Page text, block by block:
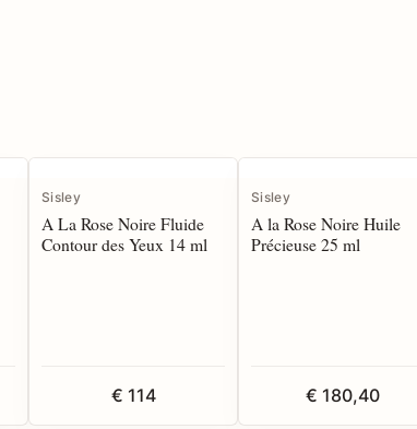
Sisley
A La Rose Noire Fluide
Contour des Yeux 14 ml
€ 114
Sisley
A la Rose Noire Huile
Précieuse 25 ml
€ 180,40